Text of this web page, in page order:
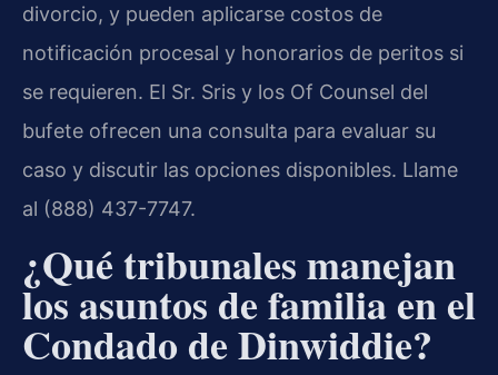
divorcio, y pueden aplicarse costos de
notificación procesal y honorarios de peritos si
se requieren. El Sr. Sris y los Of Counsel del
bufete ofrecen una consulta para evaluar su
caso y discutir las opciones disponibles. Llame
al (888) 437-7747.
¿Qué tribunales manejan
los asuntos de familia en el
Condado de Dinwiddie?